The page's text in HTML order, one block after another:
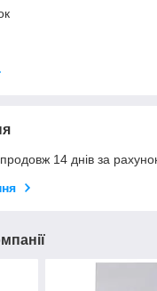
14 днів за